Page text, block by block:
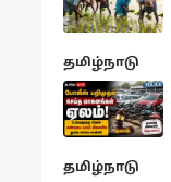
தமிழ்நாடு
தமிழ்நாடு